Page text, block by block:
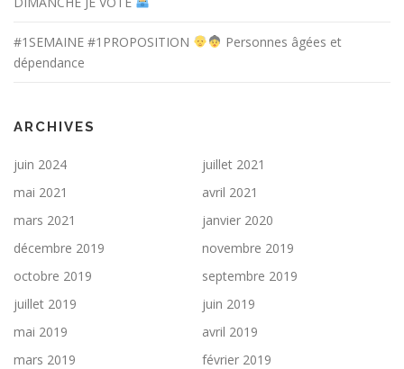
#1SEMAINE #1PROPOSITION
Personnes âgées et
dépendance
ARCHIVES
juin 2024
juillet 2021
mai 2021
avril 2021
mars 2021
janvier 2020
décembre 2019
novembre 2019
octobre 2019
septembre 2019
juillet 2019
juin 2019
mai 2019
avril 2019
mars 2019
février 2019